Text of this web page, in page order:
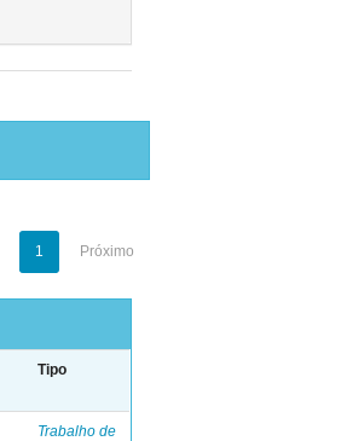
1 Próximo
Tipo
Trabalho de